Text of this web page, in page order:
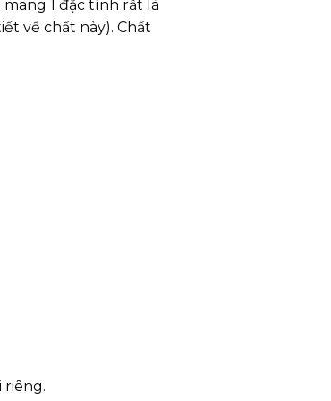
mang 1 đặc tính rất là
về chất này). Chất
riêng.